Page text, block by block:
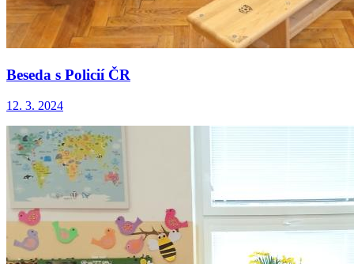
Beseda s Policií ČR
12. 3. 2024